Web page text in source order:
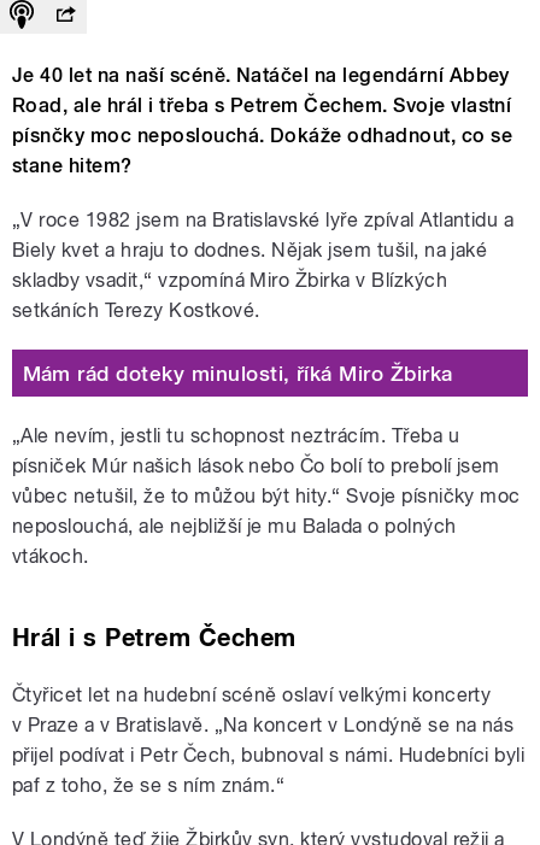
Je 40 let na naší scéně. Natáčel na legendární Abbey
Road, ale hrál i třeba s Petrem Čechem. Svoje vlastní
písnčky moc neposlouchá. Dokáže odhadnout, co se
stane hitem?
„V roce 1982 jsem na Bratislavské lyře zpíval Atlantidu a
Biely kvet a hraju to dodnes. Nějak jsem tušil, na jaké
skladby vsadit,“ vzpomíná Miro Žbirka v Blízkých
setkáních Terezy Kostkové.
Mám rád doteky minulosti, říká Miro Žbirka
„Ale nevím, jestli tu schopnost neztrácím. Třeba u
písniček Múr našich lások nebo Čo bolí to prebolí jsem
vůbec netušil, že to můžou být hity.“ Svoje písničky moc
neposlouchá, ale nejbližší je mu Balada o polných
vtákoch.
Hrál i s Petrem Čechem
Čtyřicet let na hudební scéně oslaví velkými koncerty
v Praze a v Bratislavě. „Na koncert v Londýně se na nás
přijel podívat i Petr Čech, bubnoval s námi. Hudebníci byli
paf z toho, že se s ním znám.“
V Londýně teď žije Žbirkův syn, který vystudoval režii a